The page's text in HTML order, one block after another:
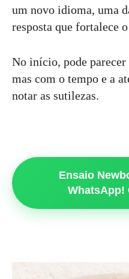
um novo idioma, uma
resposta que fortalece
No início, pode parecer
mas com o tempo e a
notar as sutilezas.
Ensaio
WhatsApp!